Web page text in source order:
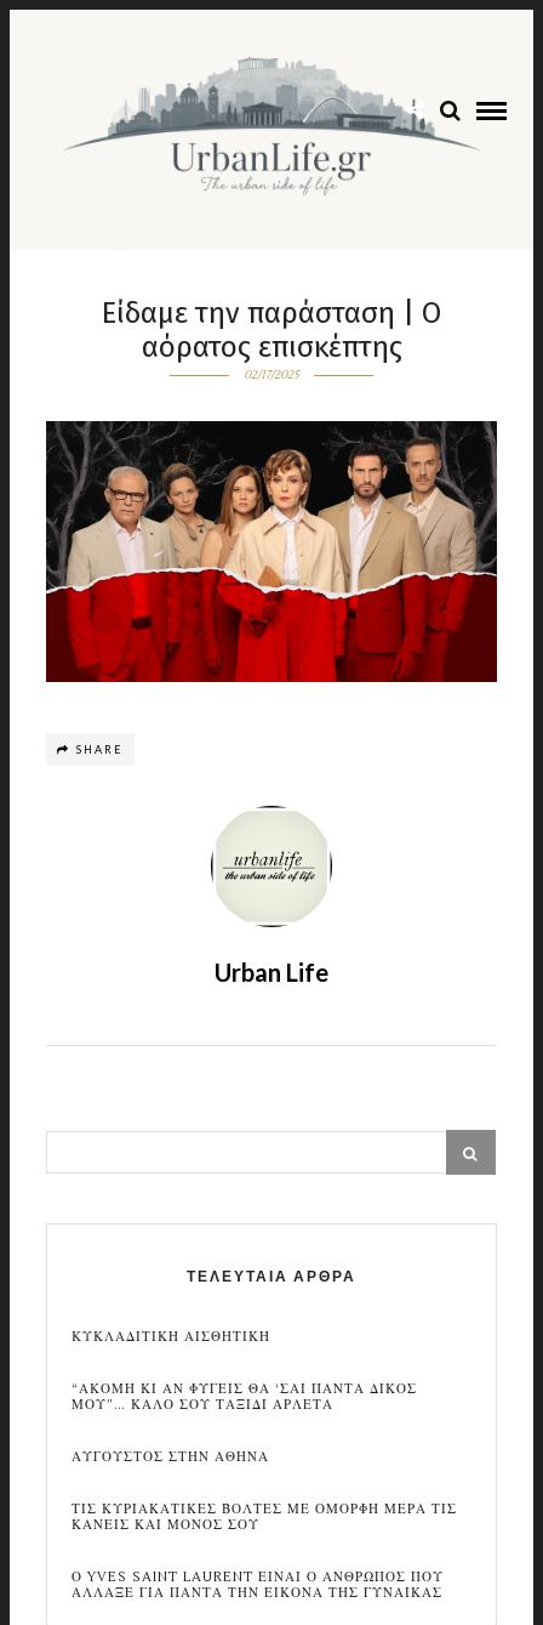
Είδαμε την παράσταση | Ο
αόρατος επισκέπτης
02/17/2025
SHARE
Urban Life
ΤΕΛΕΥΤΑΙΑ ΑΡΘΡΑ
ΚΥΚΛΑΔΙΤΙΚΗ ΑΙΣΘΗΤΙΚΗ
“ΑΚΟΜΗ ΚΙ ΑΝ ΦΥΓΕΙΣ ΘΑ ‘ΣΑΙ ΠΑΝΤΑ ΔΙΚΟΣ
ΜΟΥ”… ΚΑΛΟ ΣΟΥ ΤΑΞΙΔΙ ΑΡΛΕΤΑ
ΑΥΓΟΥΣΤΟΣ ΣΤΗΝ ΑΘΗΝΑ
ΤΙΣ ΚΥΡΙΑΚΑΤΙΚΕΣ ΒΟΛΤΕΣ ΜΕ ΟΜΟΡΦΗ ΜΕΡΑ ΤΙΣ
ΚΑΝΕΙΣ ΚΑΙ ΜΟΝΟΣ ΣΟΥ
Ο YVES SAINT LAURENT ΕΙΝΑΙ Ο ΑΝΘΡΩΠΟΣ ΠΟΥ
ΑΛΛΑΞΕ ΓΙΑ ΠΑΝΤΑ ΤΗΝ ΕΙΚΟΝΑ ΤΗΣ ΓΥΝΑΙΚΑΣ